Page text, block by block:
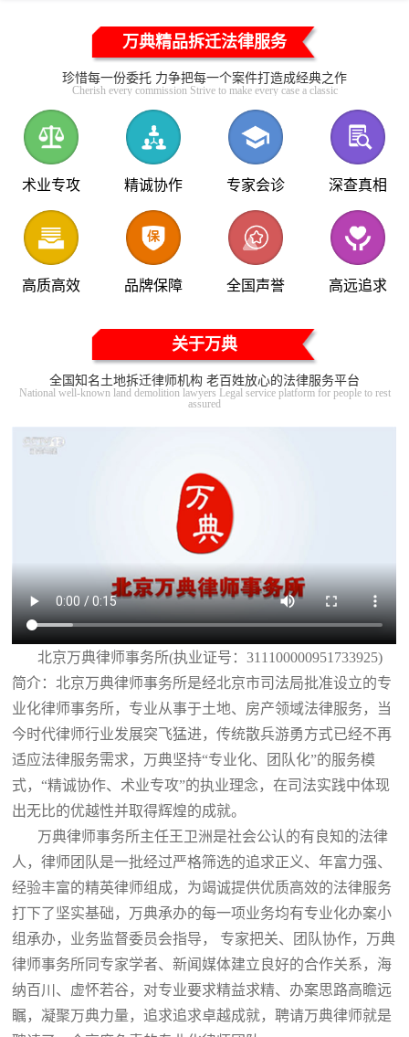
万典精品拆迁法律服务
珍惜每一份委托 力争把每一个案件打造成经典之作
Cherish every commission Strive to make every case a classic
术业专攻 精诚协作 专家会诊 深查真相
高质高效 品牌保障 全国声誉 高远追求
关于万典
全国知名土地拆迁律师机构 老百姓放心的法律服务平台
National well-known land demolition lawyers Legal service platform for people to rest
assured
北京万典律师事务所(执业证号：311100000951733925)
简介：北京万典律师事务所是经北京市司法局批准设立的专
业化律师事务所，专业从事于土地、房产领域法律服务，当
今时代律师行业发展突飞猛进，传统散兵游勇方式已经不再
适应法律服务需求，万典坚持“专业化、团队化”的服务模
式，“精诚协作、术业专攻”的执业理念，在司法实践中体现
出无比的优越性并取得辉煌的成就。
万典律师事务所主任王卫洲是社会公认的有良知的法律
人，律师团队是一批经过严格筛选的追求正义、年富力强、
经验丰富的精英律师组成，为竭诚提供优质高效的法律服务
打下了坚实基础，万典承办的每一项业务均有专业化办案小
组承办，业务监督委员会指导， 专家把关、团队协作，万典
律师事务所同专家学者、新闻媒体建立良好的合作关系，海
纳百川、虚怀若谷，对专业要求精益求精、办案思路高瞻远
瞩，凝聚万典力量，追求追求卓越成就，聘请万典律师就是